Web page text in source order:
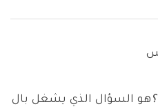
هو السؤال الذي يشغل بال